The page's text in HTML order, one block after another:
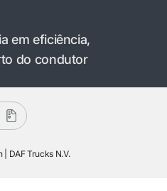
em eficiência,
do condutor
DAF Trucks N.V.